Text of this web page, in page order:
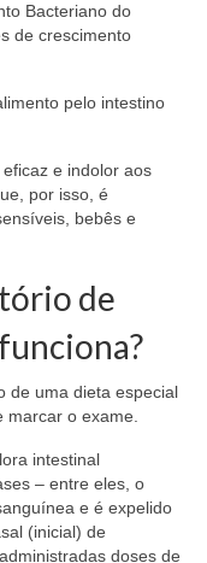
Bacteriano do
de crescimento
pelo intestino
e indolor aos
por isso, é
bebês e
de
de uma dieta especial
marcar o exame.
intestinal
– entre eles, o
e é expelido
(inicial) de
doses de